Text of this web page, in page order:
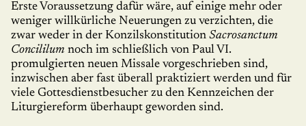
Erste Vor­aussetzung dafür wäre, auf einige mehr oder
weniger willkürliche Neuerungen zu verzichten, die
zwar weder in der Konzils­kon­sti­tu­tion Sacrosanctum
Concililum noch im schließlich von Paul VI.
promulgierten neuen Missale vorgeschrieben sind,
inzwischen aber fast überall prakti­ziert werden und für
viele Gottesdienstbesucher zu den Kennzeichen der
Liturgiereform überhaupt geworden sind.